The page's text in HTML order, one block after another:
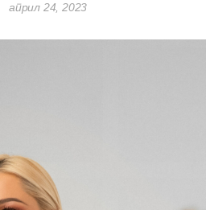
април 24, 2023